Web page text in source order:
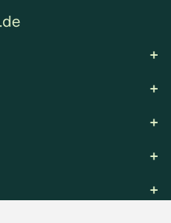
+
+
+
+
+